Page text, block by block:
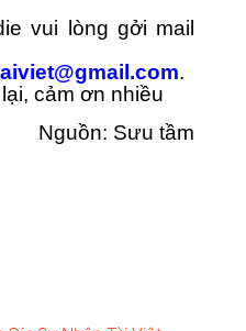
vui lòng gởi mail
.
cảm ơn nhiều
Nguồn: Sưu tầm